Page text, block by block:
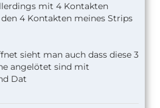
mit 4 Kontakten
4 Kontakten meines Strips
sieht man auch dass diese 3
angelötet sind mit
Dat